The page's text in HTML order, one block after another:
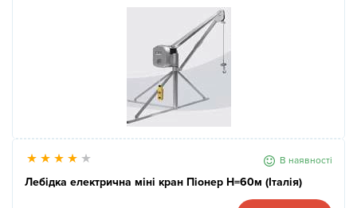
В наявності
Лебідка електрична міні кран Піонер Н=60м (Італія)